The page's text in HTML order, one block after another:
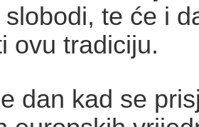
te će i
ovu tradiciju.
dan kad se